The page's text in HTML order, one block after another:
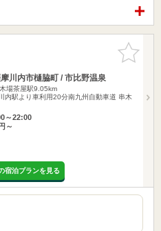
お気に入
りに追加
川内市樋脇町 / 市比野温泉
木場茶屋駅9.05km
内駅より車利用20分南九州自動車道 串木
～22:00
～
宿泊プランを見る